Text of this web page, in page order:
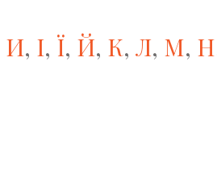
И, І, Ї, Й, К, Л, М, Н